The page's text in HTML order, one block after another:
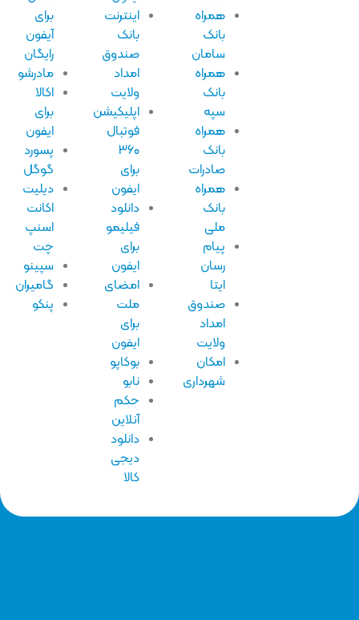
همراه
سامان
همراه
همراه
صادرات
همراه
پیام
رسان
صندوق
امداد
ولایت
امکان
شهرداری
اینترنت
صندوق
امداد
ولایت
اپلیکیشن
فوتبال
ایفون
دانلود
فیلیمو
ایفون
امضای
ایفون
بوکاپو
نابو
حکم
آنلاین
دانلود
دیجی
آیفون
رایگان
مادرشو
اکالا
ایفون
پسورد
گوگل
دیلیت
اکانت
اسنپ
سپینو
گامیران
پنکو